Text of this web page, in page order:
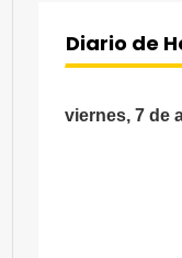
Diario de
viernes, 7 de